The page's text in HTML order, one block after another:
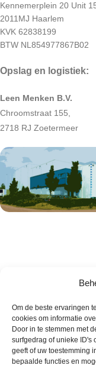
Om de beste ervaringen
cookies om informatie
Door in te stemmen met
surfgedrag of unieke ID's
geeft of uw toestemming
bepaalde functies en
Kennemerplein 20 Unit
2011MJ Haarlem
KVK 62838199
BTW NL854977867B02
Opslag en logistiek:
Leen Menken B.V.
Chroomstraat 155,
2718 RJ Zoetermeer
Wie zijn wij
Contact met onze
Klantenservice